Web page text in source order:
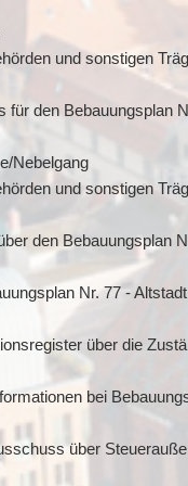
und sonstigen
den Bebauungsplan
Nebelgang
und sonstigen
den Bebauungsplan
Nr. 77 -
über die
bei
über